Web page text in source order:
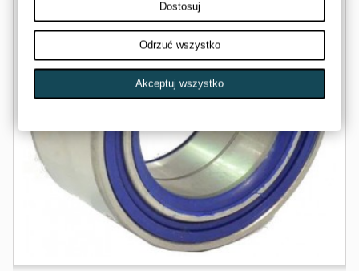
Dostosuj
Odrzuć wszystko
Akceptuj wszystko